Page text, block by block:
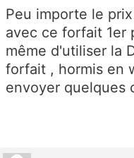
Peu importe le
avec ce forfait 1er
même d'utiliser la
forfait , hormis en
envoyer